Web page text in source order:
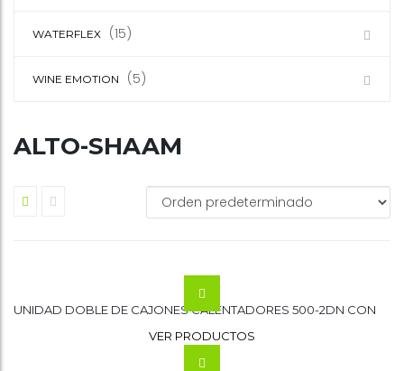
WATERFLEX (15)
WINE EMOTION (5)
ALTO-SHAAM
VER PRODUCTOS
UNIDAD DOBLE DE CAJONES CALENTADORES 500-2DN CON